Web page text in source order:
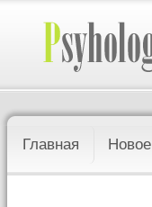
Главная Новое